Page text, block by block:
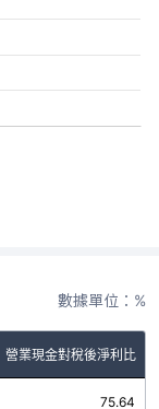
數據單位：%
營業現金對稅後淨利比
75.64